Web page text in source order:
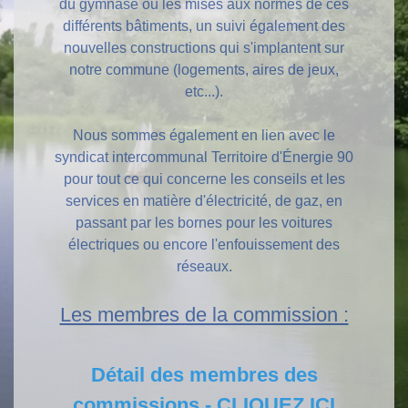
du gymnase ou les mises aux normes de ces
différents bâtiments, un suivi également des
nouvelles constructions qui s'implantent sur
notre commune (logements, aires de jeux,
etc...).
Nous sommes également en lien avec le
syndicat intercommunal Territoire d'Énergie 90
pour tout ce qui concerne les conseils et les
services en matière d'électricité, de gaz, en
passant par les bornes pour les voitures
électriques ou encore l'enfouissement des
réseaux.
Les membres de la commission :
Détail des membres des